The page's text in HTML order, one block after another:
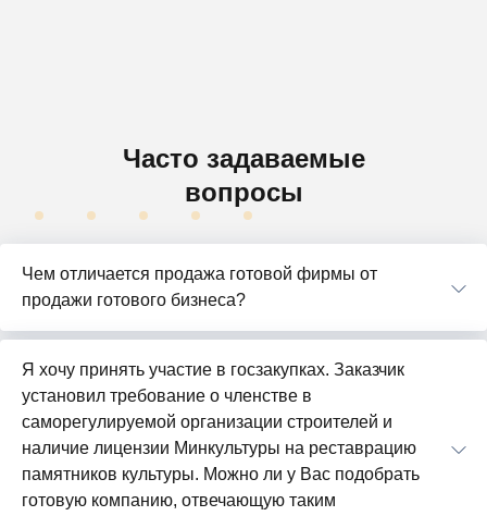
Часто задаваемые
вопросы
Чем отличается продажа готовой фирмы от
продажи готового бизнеса?
Я хочу принять участие в госзакупках. Заказчик
установил требование о членстве в
саморегулируемой организации строителей и
наличие лицензии Минкультуры на реставрацию
памятников культуры. Можно ли у Вас подобрать
готовую компанию, отвечающую таким